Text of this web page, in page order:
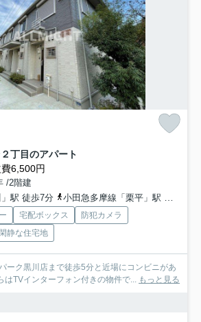
丁目のアパート
6,500円
/2階建
駅 徒歩7分
小田急多摩線「栗平」駅 徒歩13分
宅配ボックス
防犯カメラ
閑静な住宅地
ーク黒川店まで徒歩5分と近場にコンビニがあ
はTVインターフォン付きの物件で... もっと見る